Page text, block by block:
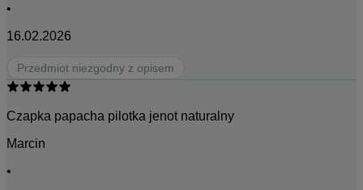
•
16.02.2026
Przedmiot niezgodny z opisem
Czapka papacha pilotka jenot naturalny
Marcin
•